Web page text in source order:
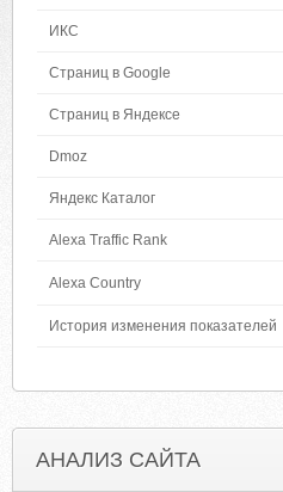
ИКС
Страниц в Google
Страниц в Яндексе
Dmoz
Яндекс Каталог
Alexa Traffic Rank
Alexa Country
История изменения показателей
АНАЛИЗ САЙТА